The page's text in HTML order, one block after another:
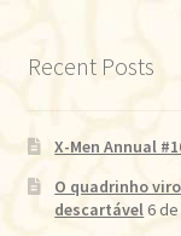
Recent Posts
X-Men Annual
O quadrinho
descartável 6